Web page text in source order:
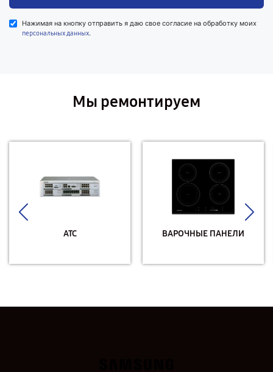
Нажимая на кнопку отправить я даю свое согласие на обработку моих
персональных данных.
Мы ремонтируем
АТС ВАРОЧНЫЕ ПАНЕЛИ